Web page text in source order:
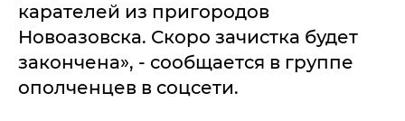
карателей из пригородов
Новоазовска. Скоро зачистка будет
закончена», - сообщается в группе
ополченцев в соцсети.